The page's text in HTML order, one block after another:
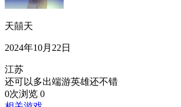
天囍天
2024年10月22日
江苏
还可以多出端游英雄还不错
0次浏览 0